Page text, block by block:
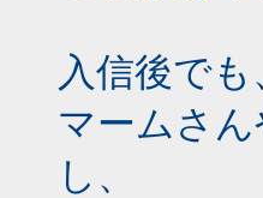
入信後で
マームさ
し、